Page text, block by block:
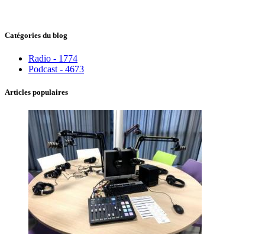
Catégories du blog
Radio - 1774
Podcast - 4673
Articles populaires